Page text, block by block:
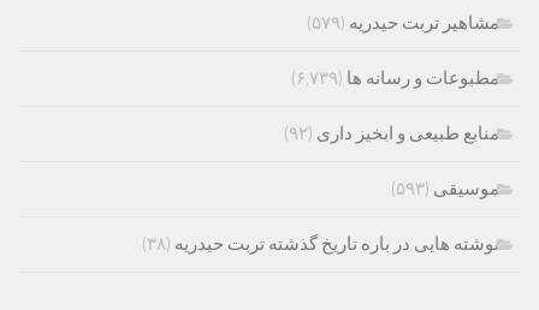
مشاهیر تربت حیدریه (۵۷۹)
مطبوعات و رسانه ها (۶,۷۳۹)
منابع طبیعی و ابخیز داری (۹۲)
موسیقی (۵۹۳)
نوشته هایی در باره تاریخ گذشته تربت حیدریه (۳۸)